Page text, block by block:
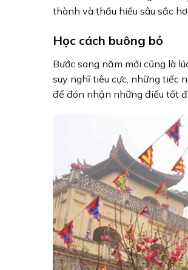
thành và thấu hiểu sâu sắc
Học cách buông bỏ
Bước sang năm mới cũng là
suy nghĩ tiêu cực, những tiếc
để đón nhận những điều tốt